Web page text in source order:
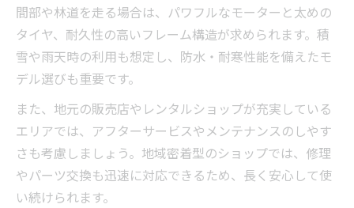
間部や林道を走る場合は、パワフルなモーターと太めの
タイヤ、耐久性の高いフレーム構造が求められます。積
雪や雨天時の利用も想定し、防水・耐寒性能を備えたモ
デル選びも重要です。
また、地元の販売店やレンタルショップが充実している
エリアでは、アフターサービスやメンテナンスのしやす
さも考慮しましょう。地域密着型のショップでは、修理
やパーツ交換も迅速に対応できるため、長く安心して使
い続けられます。